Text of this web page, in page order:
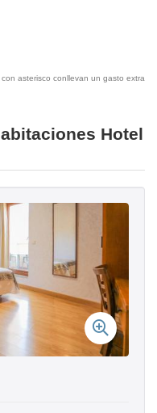
asterisco conllevan un gasto extra
Hotel